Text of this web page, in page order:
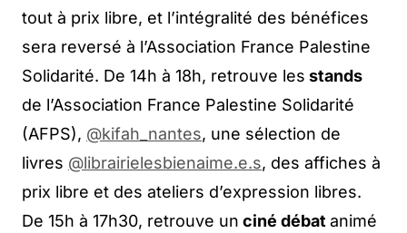
tout à prix libre, et l’intégralité des bénéfices
sera reversé à l’Association France Palestine
Solidarité. De 14h à 18h, retrouve les stands
de l’Association France Palestine Solidarité
(AFPS), @kifah_nantes, une sélection de
livres @librairielesbienaime.e.s, des affiches à
prix libre et des ateliers d’expression libres.
De 15h à 17h30, retrouve un ciné débatanimé